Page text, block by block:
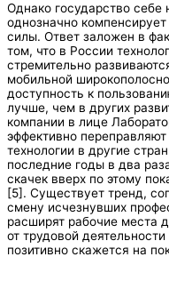
Однако государство себе
однозначно
силы. Ответ заложен в
том, что в России
стремительно
мобильной
доступность к
лучше, чем в других
компании в лице
эффективно
технологии в другие
последние годы в два
скачек вверх по этому
[5]. Существует тренд,
смену исчезнувших
расширят рабочие места
от трудовой
позитивно скажется на